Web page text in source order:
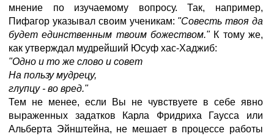
мнение по изучаемому вопросу. Так, например,
Пифагор указывал своим ученикам: "Совесть твоя да
будет единственным твоим божеством."К тому же,
как утверждал мудрейший Юсуф хас-Хаджиб:
"Одно и то же слово и совет
На пользу мудрецу,
глупцу - во вред."
Тем не менее, если Вы не чувствуете в себе явно
выраженных задатков Карла Фридриха Гаусса или
Альберта Эйнштейна, не мешает в процессе работы